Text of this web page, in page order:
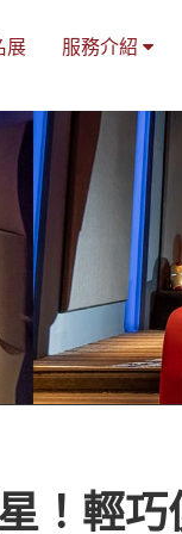
展 服務介紹
！輕